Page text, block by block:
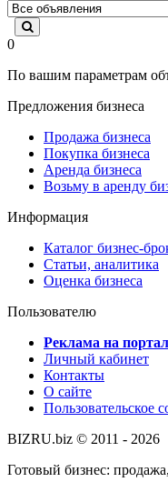
0
По вашим параметрам
Предложения бизнеса
Продажа бизнеса
Покупка бизнеса
Аренда бизнеса
Возьму в аренду
Информация
Каталог бизнес-
Статьи, аналитика
Оценка бизнеса
Пользователю
Реклама на
Личный кабинет
Контакты
О сайте
Пользовательское
BIZRU.biz © 2011 - 2026
Готовый бизнес: